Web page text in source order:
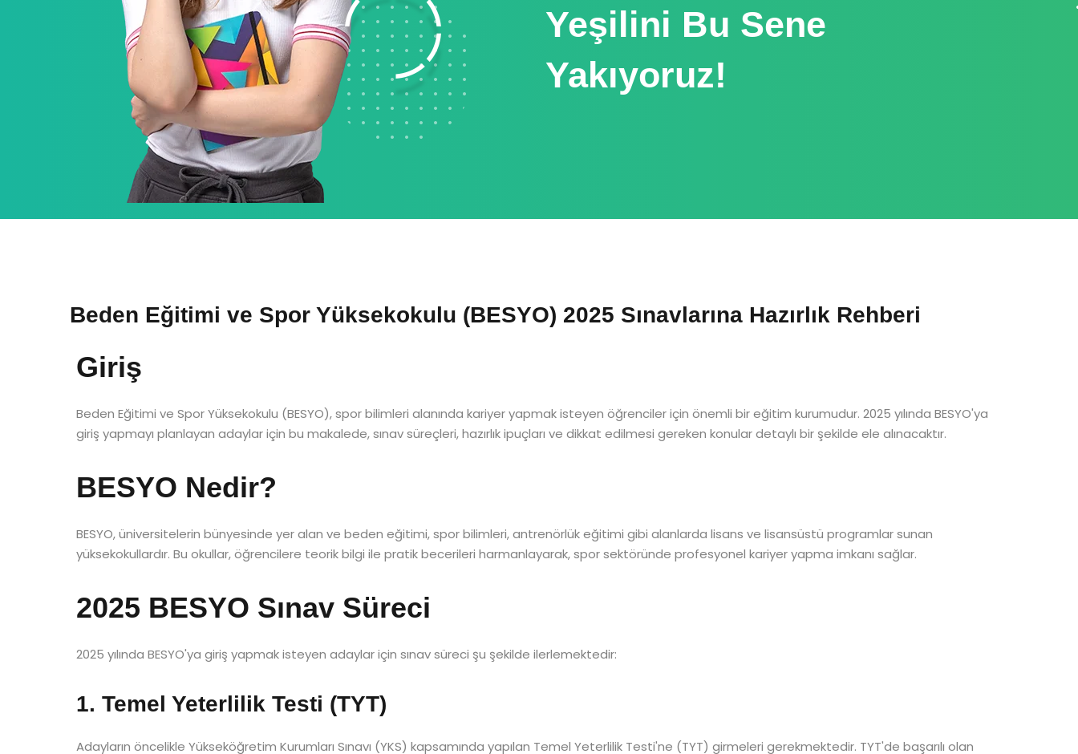
Yeşilini Bu Sene
Yakıyoruz!
Beden Eğitimi ve Spor Yüksekokulu (BESYO) 2025 Sınavlarına Hazırlık Rehberi
Giriş
Beden Eğitimi ve Spor Yüksekokulu (BESYO), spor bilimleri alanında kariyer yapmak isteyen öğrenciler için önemli bir eğitim kurumudur. 2025 yılında BESYO'ya
giriş yapmayı planlayan adaylar için bu makalede, sınav süreçleri, hazırlık ipuçları ve dikkat edilmesi gereken konular detaylı bir şekilde ele alınacaktır.
BESYO Nedir?
BESYO, üniversitelerin bünyesinde yer alan ve beden eğitimi, spor bilimleri, antrenörlük eğitimi gibi alanlarda lisans ve lisansüstü programlar sunan
yüksekokullardır. Bu okullar, öğrencilere teorik bilgi ile pratik becerileri harmanlayarak, spor sektöründe profesyonel kariyer yapma imkanı sağlar.
2025 BESYO Sınav Süreci
2025 yılında BESYO'ya giriş yapmak isteyen adaylar için sınav süreci şu şekilde ilerlemektedir:
1. Temel Yeterlilik Testi (TYT)
Adayların öncelikle Yükseköğretim Kurumları Sınavı (YKS) kapsamında yapılan Temel Yeterlilik Testi'ne (TYT) girmeleri gerekmektedir. TYT'de başarılı olan